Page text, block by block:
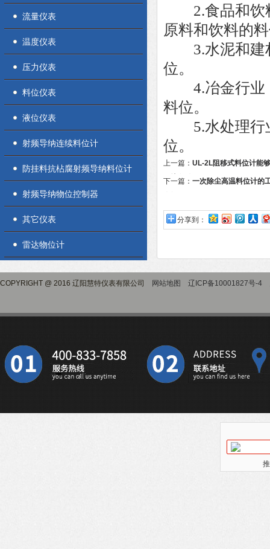
流量仪表
温度仪表
压力仪表
料位仪表
液位仪表
射频导纳连续料位计
防挂料抗枮腐射频导纳料位计
射频导纳物位控制器
其它仪表
雷达物位计
2.食品和饮料
原料和饮料的
3.水泥和建材
位。
4.冶金行业：
料位。
5.水处理行业
位。
上一篇： UL-2L阻移式料位计能
环境条件
下一篇： 一次除尘高温料位计的
分享到：
COPYRIGHT @ 2016 辽阳慧特仪表有限公司 网站地图 辽ICP备10001827号-4